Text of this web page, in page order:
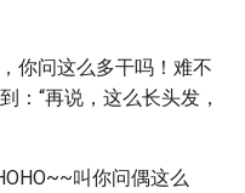
你问这么多干吗！难不
：“再说，这么长头发，
叫你问偶这么